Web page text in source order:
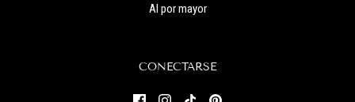
Al por mayor
CONECTARSE